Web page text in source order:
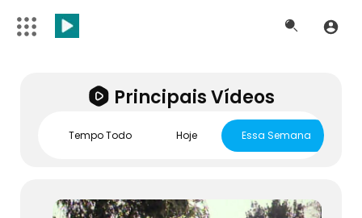
Principais Vídeos
Tempo Todo Hoje Essa Semana